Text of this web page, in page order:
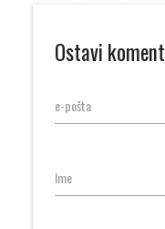
Ostavi
e-pošta
Ime